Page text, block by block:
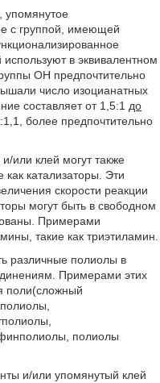
упомянутое
с группой, имеющей
в эквивалентном
ОН предпочтительно
число изоцианатных
составляет от 1,5:1 до
более предпочтительно
или клей могут также
как катализаторы. Эти
скорости реакции
могут быть в свободном
Примерами
такие как триэтиламин.
различные полиолы в
Примерами этих
поли(сложный
полиолы
и/или упомянутый клей